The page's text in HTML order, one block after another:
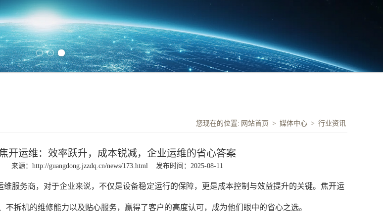
您现在的位置: 网站首页 > 媒体中心 > 行业资讯
开运维：效率跃升，成本锐减，企业运维的省心答案
来源： http://guangdong.jzzdq.cn/news/173.html 发布时间：2025-08-11
维服务商，对于企业来说，不仅是设备稳定运行的保障，更是成本控制与效益提升的关键。焦开运
不拆机的维修能力以及贴心服务，赢得了客户的高度认可，成为他们眼中的省心之选。